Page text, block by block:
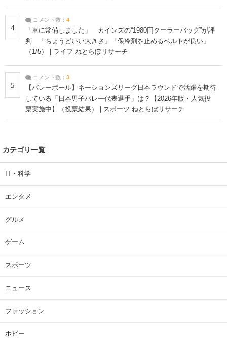
4
コメント数： 4
「車に常備しました」 カインズの“1980円クーラーバッグ”が評
判 「ちょうどいい大きさ」「保冷剤を止めるベルトが良い」
（1/5） | ライフ ねとらぼリサーチ
5
コメント数： 3
【バレーボール】ネーションズリーグ日本ラウンドで活躍を期待
している「日本男子バレー代表選手」は？【2026年版・人気投
票実施中】（投票結果） | スポーツ ねとらぼリサーチ
カテゴリ一覧
IT・科学
エンタメ
グルメ
ゲーム
スポーツ
ニュース
ファッション
ホビー